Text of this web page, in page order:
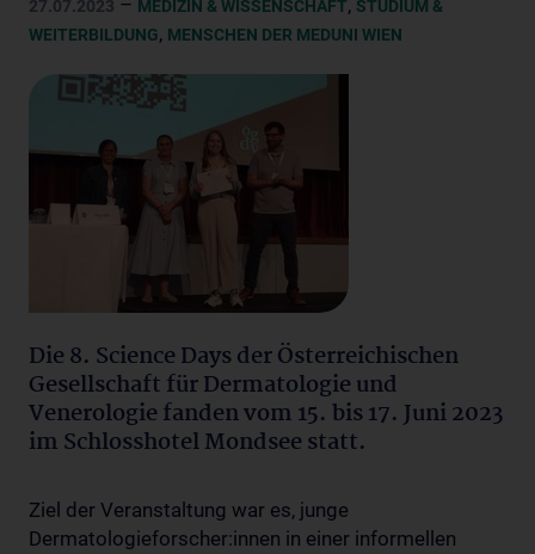
27.07.2023 – MEDIZIN & WISSENSCHAFT, STUDIUM &
WEITERBILDUNG, MENSCHEN DER MEDUNI WIEN
Die 8. Science Days der Österreichischen
Gesellschaft für Dermatologie und
Venerologie fanden vom 15. bis 17. Juni 2023
im Schlosshotel Mondsee statt.
Ziel der Veranstaltung war es, junge
Dermatologieforscher:innen in einer informellen